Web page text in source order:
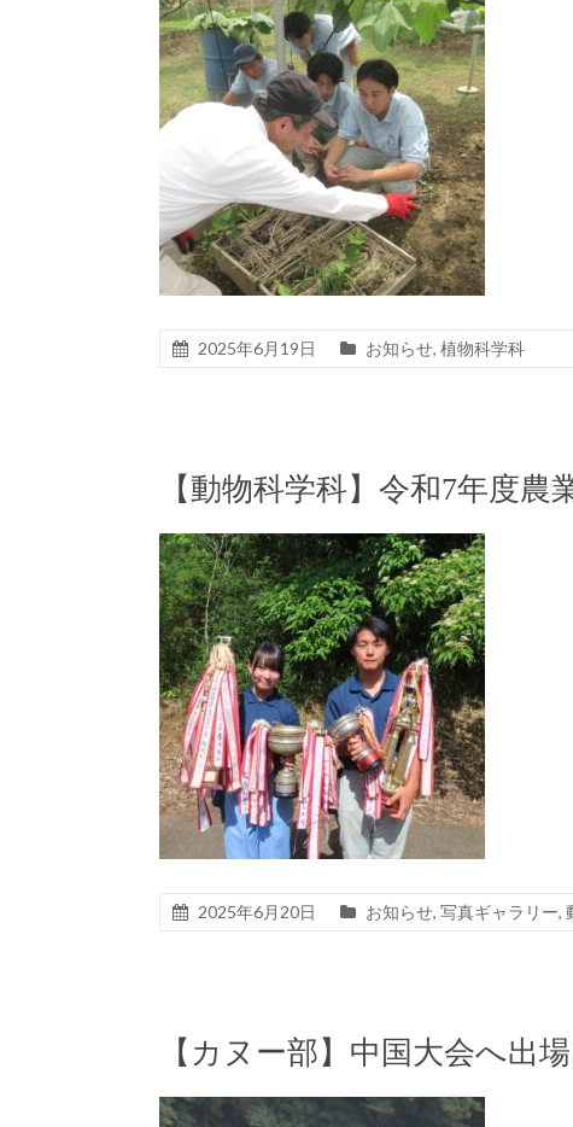
2025年6月19日 お知らせ, 植物科学科
【動物科学科】令和7年度
2025年6月20日 お知らせ, 写真ギャラリー,
【カヌー部】中国大会へ出